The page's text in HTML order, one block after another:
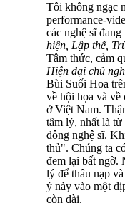
Tôi không ngạc
performance-
các nghệ sĩ
hiện, Lập thể,
Tâm thức, cảm
Hiện đại chủ
Bùi Suối Hoa
về hội họa và về
ở Việt Nam.
tâm lý, nhất là
đông nghệ sĩ.
thủ". Chúng ta
đem lại bất ngờ.
lý để thâu nạp
ý này vào một
còn dài.